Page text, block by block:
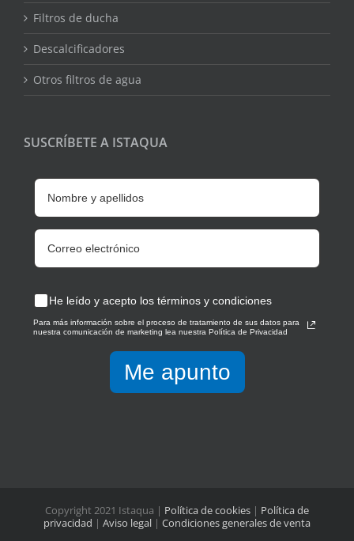
Filtros de ducha
Descalcificadores
Otros filtros de agua
SUSCRÍBETE A ISTAQUA
He leído y acepto los términos y condiciones
Para más información sobre el proceso de tratamiento de sus datos para
nuestra comunicación de marketing lea nuestra Política de Privacidad
Me apunto
Copyright 2021 Istaqua | Política de cookies | Política de
privacidad | Aviso legal | Condiciones generales de venta